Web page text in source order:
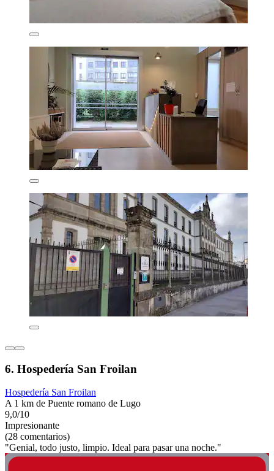
6. Hospedería San Froilan
Hospedería San Froilan
A 1 km de Puente romano de Lugo
9,0/10
Impresionante
(28 comentarios)
"Genial, todo justo, limpio. Ideal para pasar una noche."